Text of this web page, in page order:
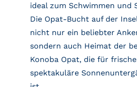
ideal zum Schwimmen und
Die Opat-Bucht auf der
nicht nur ein beliebter
sondern auch Heimat der
Konoba Opat, die für
spektakuläre